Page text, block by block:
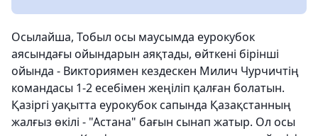
Осылайша, Тобыл осы маусымда еурокубок
аясындағы ойындарын аяқтады, өйткені бірінші
ойында - Викториямен кездескен Милич Чурчичтің
командасы 1-2 есебімен жеңіліп қалған болатын.
Қазіргі уақытта еурокубок сапында Қазақстанның
жалғыз өкілі - "Астана" бағын сынап жатыр. Ол осы